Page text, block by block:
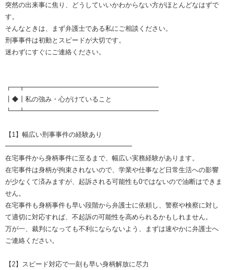
突然の出来事に焦り、どうしていいかわからない方がほとんどなはずで
す。
そんなときは、まず弁護士である私にご相談ください。
刑事事件は初動とスピードが大切です。
迷わずにすぐにご連絡ください。
┏━┳━━━━━━━━━━━━━━━━━━━━
┃◆┃私の強み・心がけていること
┗━┻━━━━━━━━━━━━━━━━━━━━
【1】幅広い刑事事件の経験あり
━━━━━━━━━━━━━━━━━━━
在宅事件から身柄事件に至るまで、幅広い実務経験があります。
在宅事件は身柄が拘束されないので、学業や仕事など日常生活への影響
が少なくて済みますが、起訴される可能性も0ではないので油断はできま
せん。
在宅事件も身柄事件も早い段階から弁護士に依頼し、警察や検察に対し
て適切に対応すれば、不起訴の可能性を高められるかもしれません。
万が一、裁判になっても不利にならないよう、まずは速やかに弁護士へ
ご連絡ください。
【2】スピード対応で一刻も早い身柄解放に尽力